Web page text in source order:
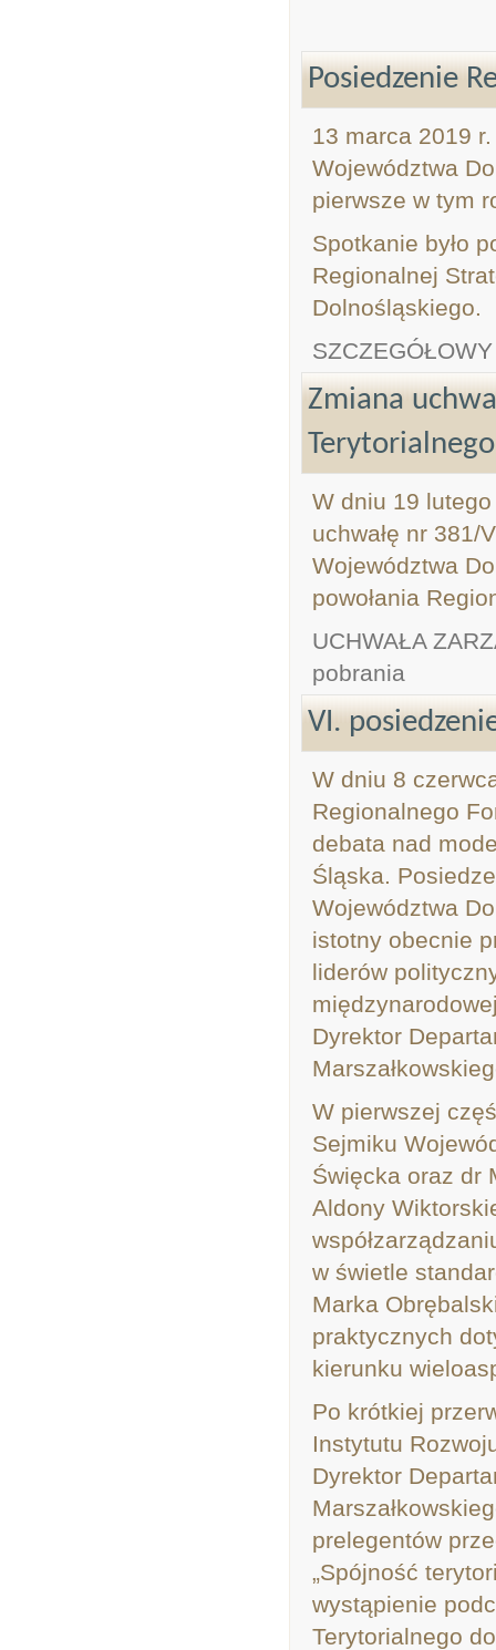
Posiedzenie
13 marca 2019
Województwa
pierwsze w tym
Spotkanie było
Regionalnej
Dolnośląskiego.
Zmiana
Terytorialnego
W dniu 19
uchwałę nr 381/
Województwa
powołania
UCHWAŁA
pobrania
VI.
W dniu 8
Regionalnego
debata nad
Śląska.
Województwa
istotny obecnie
liderów
Dyrektor
W pierwszej
Sejmiku
Święcka oraz dr
Aldony
w świetle
Marka
praktycznych
kierunku
Po krótkiej
Instytutu
Dyrektor
prelegentów
„Spójność
wystąpienie
Terytorialnego